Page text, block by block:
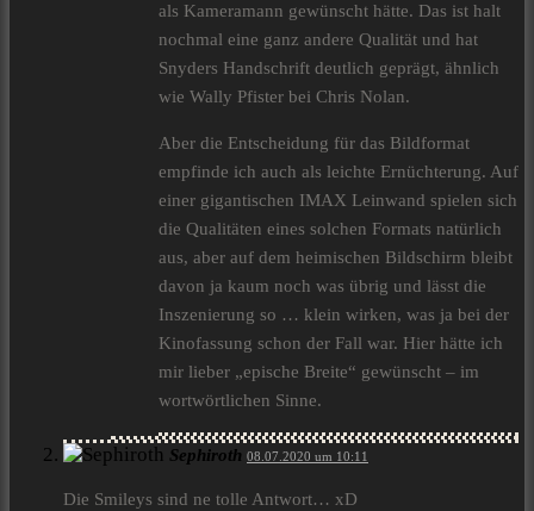
als Kameramann gewünscht hätte. Das ist halt
nochmal eine ganz andere Qualität und hat
Snyders Handschrift deutlich geprägt, ähnlich
wie Wally Pfister bei Chris Nolan.
Aber die Entscheidung für das Bildformat
empfinde ich auch als leichte Ernüchterung. Auf
einer gigantischen IMAX Leinwand spielen sich
die Qualitäten eines solchen Formats natürlich
aus, aber auf dem heimischen Bildschirm bleibt
davon ja kaum noch was übrig und lässt die
Inszenierung so … klein wirken, was ja bei der
Kinofassung schon der Fall war. Hier hätte ich
mir lieber „epische Breite“ gewünscht – im
wortwörtlichen Sinne.
Sephiroth 08.07.2020 um 10:11
Die Smileys sind ne tolle Antwort… xD